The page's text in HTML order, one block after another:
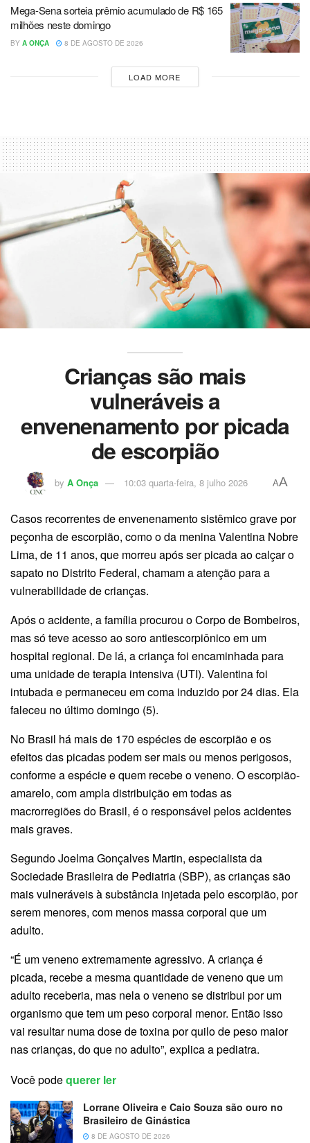
Mega-Sena sorteia prêmio acumulado de R$ 165
milhões neste domingo
BY A ONÇA 8 DE AGOSTO DE 2026
LOAD MORE
Crianças são mais
vulneráveis a
envenenamento por picada
de escorpião
by A Onça 10:03 quarta-feira, 8 julho 2026 AA
Casos recorrentes de envenenamento sistêmico grave por
peçonha de escorpião, como o da menina Valentina Nobre
Lima, de 11 anos, que morreu após ser picada ao calçar o
sapato no Distrito Federal, chamam a atenção para a
vulnerabilidade de crianças.
Após o acidente, a família procurou o Corpo de Bombeiros,
mas só teve acesso ao soro antiescorpiônico em um
hospital regional. De lá, a criança foi encaminhada para
uma unidade de terapia intensiva (UTI). Valentina foi
intubada e permaneceu em coma induzido por 24 dias. Ela
faleceu no último domingo (5).
No Brasil há mais de 170 espécies de escorpião e os
efeitos das picadas podem ser mais ou menos perigosos,
conforme a espécie e quem recebe o veneno. O escorpião-
amarelo, com ampla distribuição em todas as
macrorregiões do Brasil, é o responsável pelos acidentes
mais graves.
Segundo Joelma Gonçalves Martin, especialista da
Sociedade Brasileira de Pediatria (SBP), as crianças são
mais vulneráveis à substância injetada pelo escorpião, por
serem menores, com menos massa corporal que um
adulto.
“É um veneno extremamente agressivo. A criança é
picada, recebe a mesma quantidade de veneno que um
adulto receberia, mas nela o veneno se distribui por um
organismo que tem um peso corporal menor. Então isso
vai resultar numa dose de toxina por quilo de peso maior
nas crianças, do que no adulto”, explica a pediatra.
Você podequerer ler
Lorrane Oliveira e Caio Souza são ouro no
Brasileiro de Ginástica
8 DE AGOSTO DE 2026